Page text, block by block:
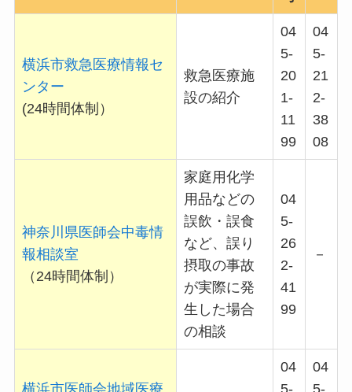
横浜市救急医療情報セ
ンター
(24時間体制）
救急医療施
設の紹介
04
5-
20
1-
11
99
04
5-
21
2-
38
08
神奈川県医師会中毒情
報相談室
（24時間体制）
家庭用化学
用品などの
誤飲・誤食
など、誤り
摂取の事故
が実際に発
生した場合
の相談
04
5-
26
2-
41
99
－
04
04